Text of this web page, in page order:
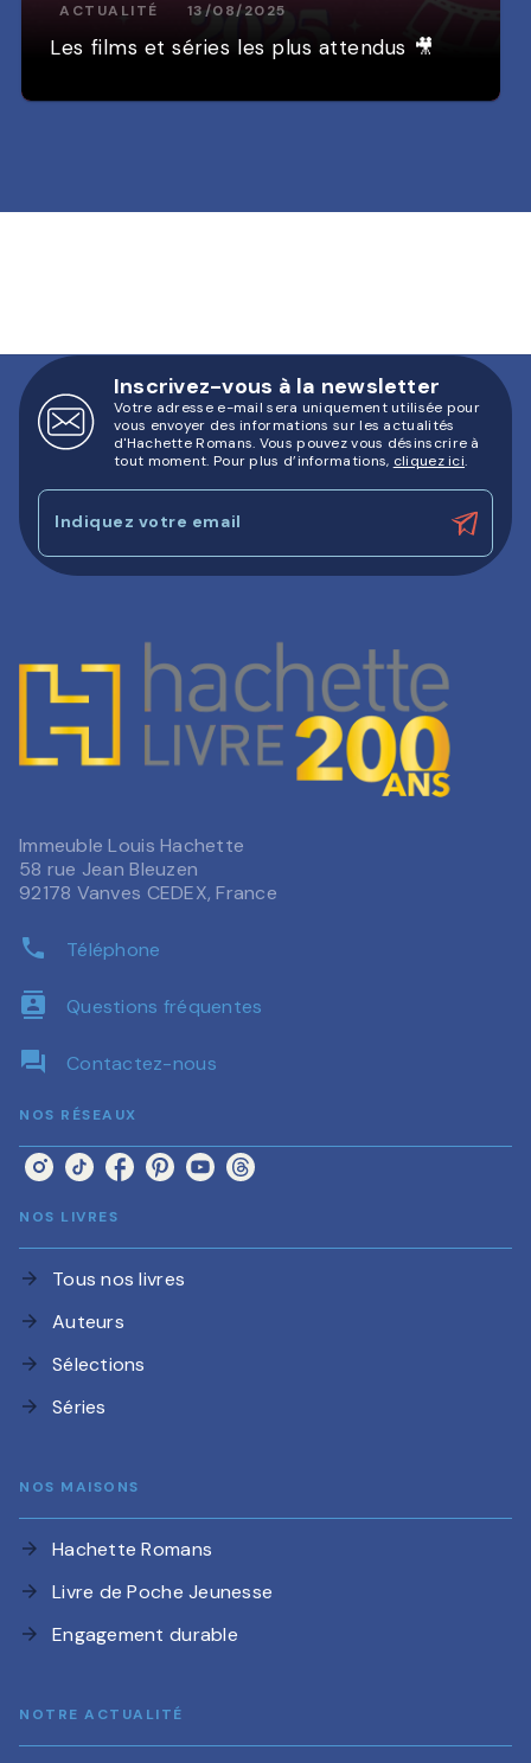
ACTUALITÉ 13/08/2025
Les films et séries les plus attendus 🎥
Inscrivez-vous à la newsletter
Votre adresse e-mail sera uniquement utilisée pour
vous envoyer des informations sur les actualités
d'Hachette Romans. Vous pouvez vous désinscrire à
tout moment. Pour plus d’informations, cliquez ici.
Indiquez votre email
Immeuble Louis Hachette
58 rue Jean Bleuzen
92178 Vanves CEDEX, France
phone Téléphone
contacts Questions fréquentes
question_answer Contactez-nous
NOS RÉSEAUX
NOS LIVRES
arrow_forward Tous nos livres
arrow_forward Auteurs
arrow_forward Sélections
arrow_forward Séries
NOS MAISONS
arrow_forward Hachette Romans
arrow_forward Livre de Poche Jeunesse
arrow_forward Engagement durable
NOTRE ACTUALITÉ